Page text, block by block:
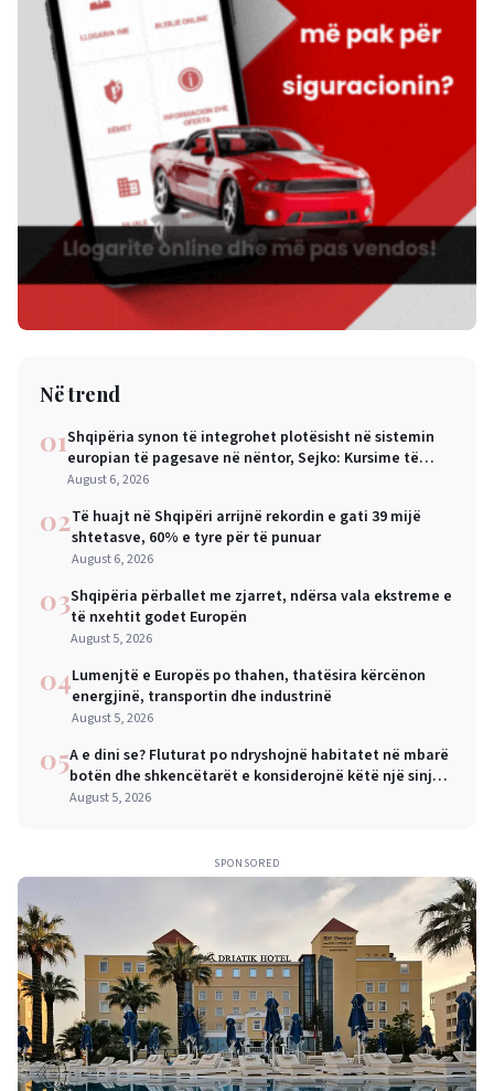
Në trend
01Shqipëria synon të integrohet plotësisht në sistemin
europian të pagesave në nëntor, Sejko: Kursime të
mëdha për qytetarët dhe bizneset
August 6, 2026
02Të huajt në Shqipëri arrijnë rekordin e gati 39 mijë
shtetasve, 60% e tyre për të punuar
August 6, 2026
03Shqipëria përballet me zjarret, ndërsa vala ekstreme e
të nxehtit godet Europën
August 5, 2026
04Lumenjtë e Europës po thahen, thatësira kërcënon
energjinë, transportin dhe industrinë
August 5, 2026
05A e dini se? Fluturat po ndryshojnë habitatet në mbarë
botën dhe shkencëtarët e konsiderojnë këtë një sinjal
alarmi
August 5, 2026
SPONSORED